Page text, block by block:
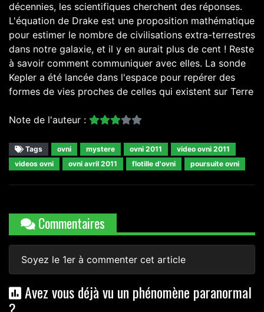
décennies, les scientifiques cherchent des réponses.
L'équation de Drake est une proposition mathématique
pour estimer le nombre de civilisations extra-terrestres
dans notre galaxie, et il y en aurait plus de cent ! Reste
à savoir comment communiquer avec elles. La sonde
Kepler a été lancée dans l'espace pour repérer des
formes de vies proches de celles qui existent sur Terre
Note de l'auteur :
Tags ovni mystere ovni 2011
video ovni 2011
videos ovni
ovni avril 2011 flotille d'ovni poursuite ovni
Commentaires
Soyez le 1er à commenter cet article
Avez vous déjà vu un phénomène paranormal